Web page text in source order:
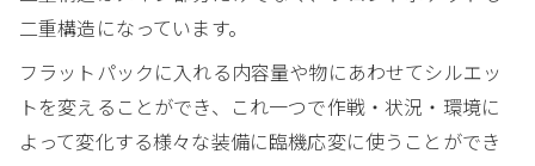
二重構造になっています。
フラットパックに入れる内容量や物にあわせてシルエッ
トを変えることができ、これ一つで作戦・状況・環境に
よって変化する様々な装備に臨機応変に使うことができ